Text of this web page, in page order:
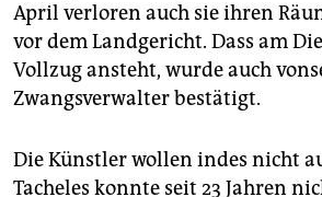
April verloren auch sie ihren
vor dem Landgericht. Dass am
Vollzug ansteht, wurde auch
Zwangsverwalter bestätigt.
Die Künstler wollen indes nicht
Tacheles konnte seit 23 Jahren